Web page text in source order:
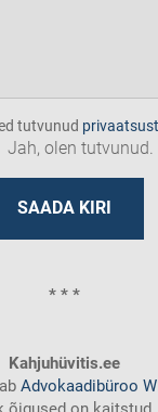
tutvunud
Jah, olen tutvunud.
* * *
Kahjuhüvitis.ee
Advokaadibüroo